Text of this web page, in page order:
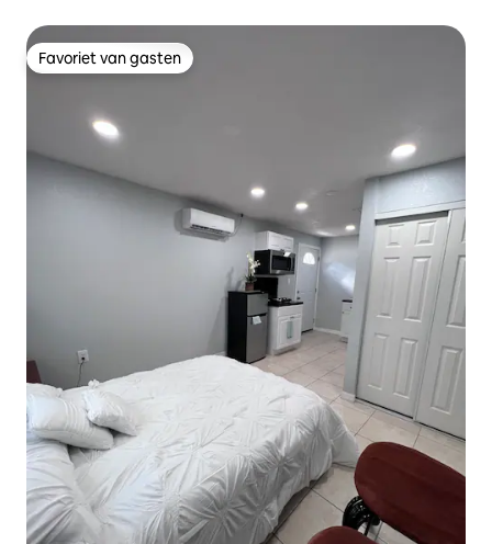
Favoriet van gasten
Favoriet van gasten